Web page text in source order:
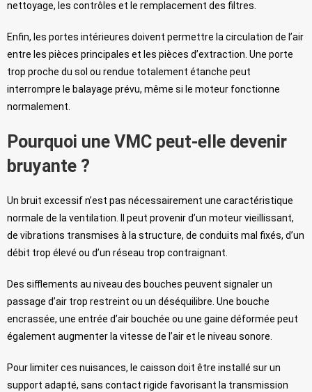
nettoyage, les contrôles et le remplacement des filtres.
Enfin, les portes intérieures doivent permettre la circulation de l’air
entre les pièces principales et les pièces d’extraction. Une porte
trop proche du sol ou rendue totalement étanche peut
interrompre le balayage prévu, même si le moteur fonctionne
normalement.
Pourquoi une VMC peut-elle devenir
bruyante ?
Un bruit excessif n’est pas nécessairement une caractéristique
normale de la ventilation. Il peut provenir d’un moteur vieillissant,
de vibrations transmises à la structure, de conduits mal fixés, d’un
débit trop élevé ou d’un réseau trop contraignant.
Des sifflements au niveau des bouches peuvent signaler un
passage d’air trop restreint ou un déséquilibre. Une bouche
encrassée, une entrée d’air bouchée ou une gaine déformée peut
également augmenter la vitesse de l’air et le niveau sonore.
Pour limiter ces nuisances, le caisson doit être installé sur un
support adapté, sans contact rigide favorisant la transmission